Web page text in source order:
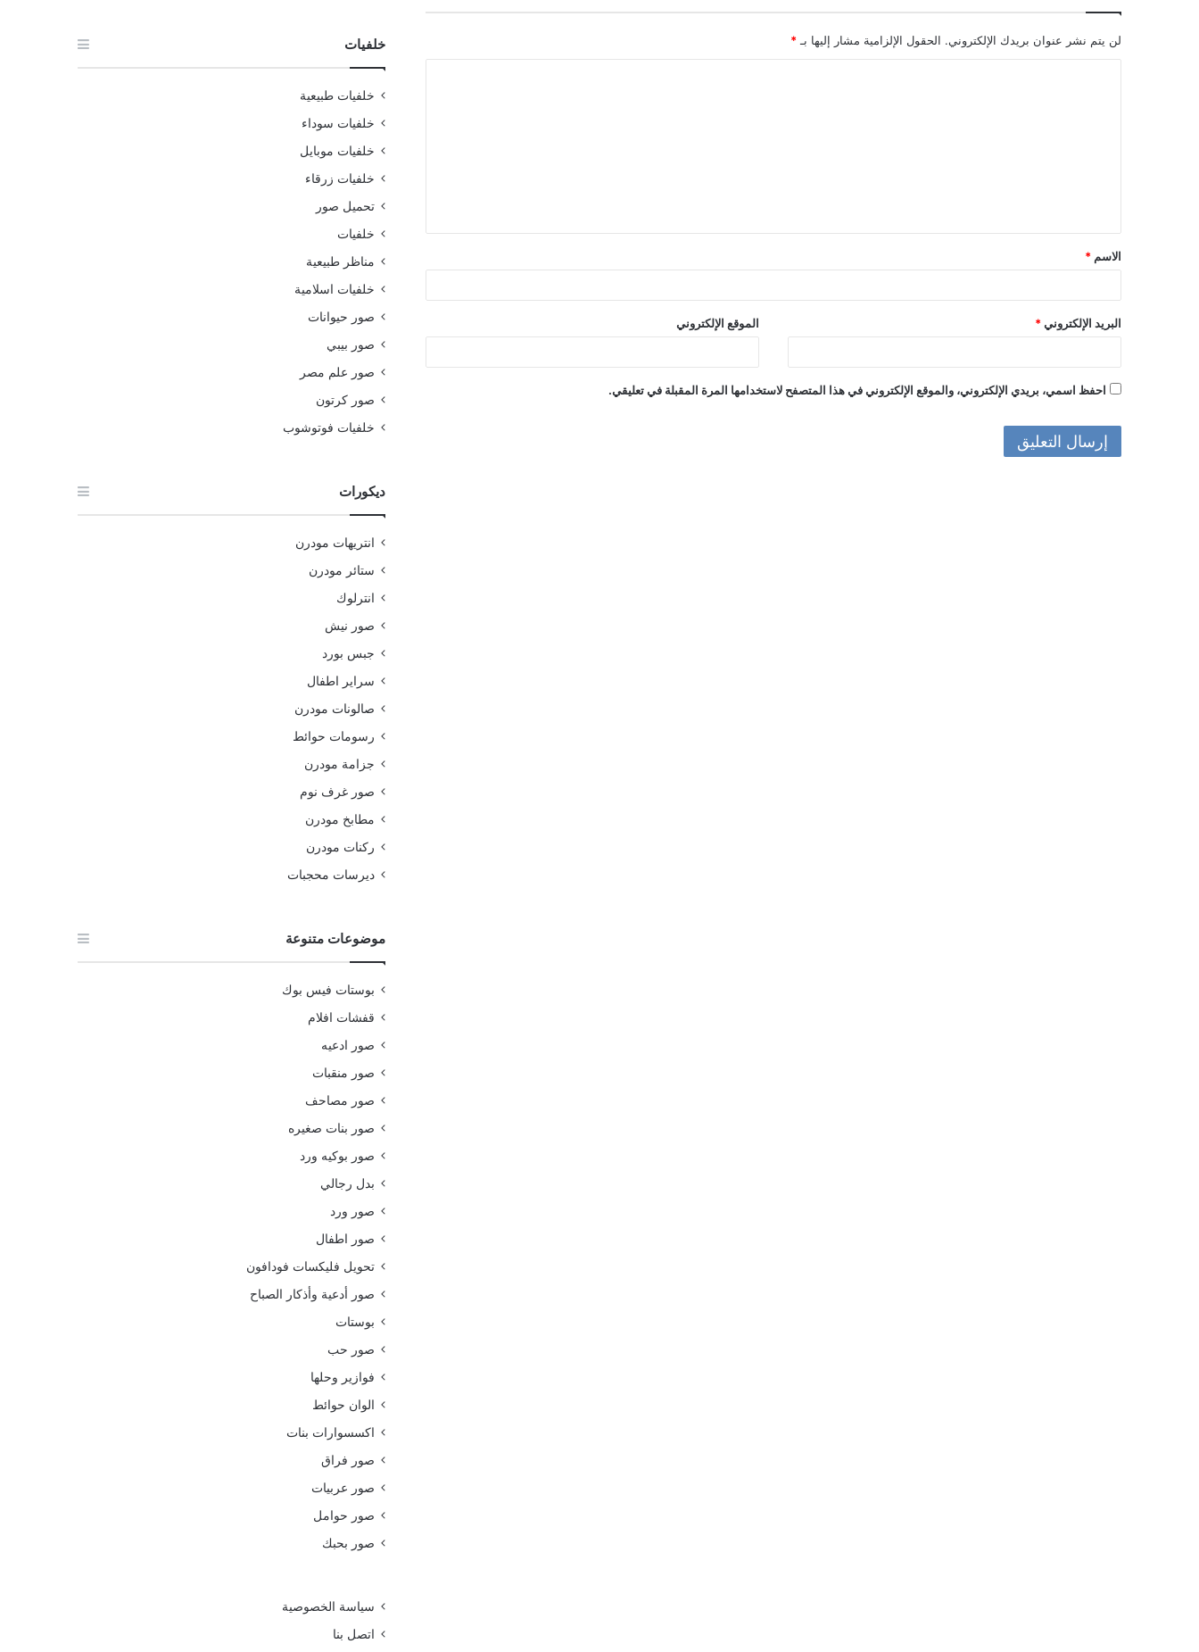
لن يتم نشر عنوان بريدك الإلكتروني. الحقول الإلزامية مشار إليها بـ *
ق
*
الاسم *
البريد الإلكتروني * الموقع الإلكتروني
احفظ اسمي، بريدي الإلكتروني، والموقع الإلكتروني في هذا المتصفح لاستخدامها المرة المقبلة في تعليقي.
خلفيات
خلفيات طبيعية
خلفيات سوداء
خلفيات موبايل
خلفيات زرقاء
تحميل صور
خلفيات
مناظر طبيعية
خلفيات اسلامية
صور حيوانات
صور بيبي
صور علم مصر
صور كرتون
خلفيات فوتوشوب
ديكورات
انتريهات مودرن
ستائر مودرن
انترلوك
صور نيش
جبس بورد
سراير اطفال
صالونات مودرن
رسومات حوائط
جزامة مودرن
صور غرف نوم
مطابخ مودرن
ركنات مودرن
ديرسات محجبات
موضوعات متنوعة
بوستات فيس بوك
قفشات افلام
صور ادعيه
صور منقبات
صور مصاحف
صور بنات صغيره
صور بوكيه ورد
بدل رجالي
صور ورد
صور اطفال
تحويل فليكسات فودافون
صور أدعية وأذكار الصباح
بوستات
صور حب
فوازير وحلها
الوان حوائط
اكسسوارات بنات
صور فراق
صور عربيات
صور حوامل
صور بحبك
سياسة الخصوصية
اتصل بنا